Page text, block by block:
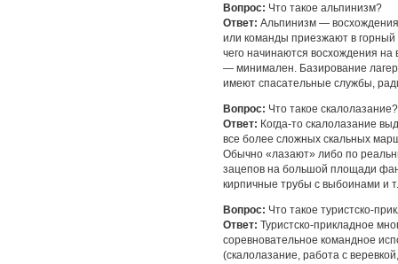
Вопрос: Что такое альпинизм?
Ответ: Альпинизм —
или команды приезжают в
чего начинаются восхождения
— минимален. Базирование
имеют спасательные службы,
Вопрос: Что такое скалолазание?
Ответ: Когда-то скалолазание
все более сложных скальных
Обычно «лазают» либо по
зацепов на большой площади
кирпичные трубы с выбоинами и
Вопрос: Что такое туристско-
Ответ: Туристско-прикладное
соревновательное командное
(скалолазание, работа с